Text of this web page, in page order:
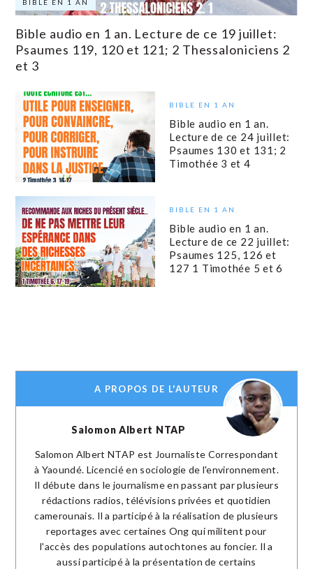
BIBLE EN 1 AN
Bible audio en 1 an. Lecture de ce 19 juillet:
Psaumes 119, 120 et 121; 2 Thessaloniciens 2
et 3
BIBLE EN 1 AN
Bible audio en 1 an.
Lecture de ce 24 juillet:
Psaumes 130 et 131; 2
Timothée 3 et 4
BIBLE EN 1 AN
Bible audio en 1 an.
Lecture de ce 22 juillet:
Psaumes 125, 126 et
127 1 Timothée 5 et 6
A PROPOS DE L'AUTEUR
Salomon Albert NTAP
Salomon Albert NTAP est Journaliste Correspondant
à Yaoundé. Licencié en sociologie de l'environnement.
Il débute dans le journalisme en passant par plusieurs
rédactions radios, télévisions privées et quotidien
camerounais. Il a participé à la réalisation de plusieurs
reportages avec certaines Ong qui militent pour
l'accès des populations autochtones au foncier. Il a
aussi participé à la présentation de certains